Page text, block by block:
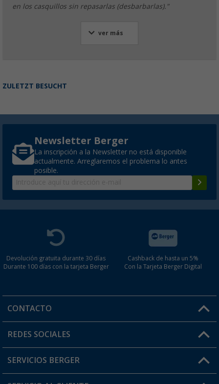
en los casquillos sin repasarlas (desbarbarlas)."
ver más
ZULETZT BESUCHT
Newsletter Berger
La inscripción a la Newsletter no está disponible
actualmente. Arreglaremos el problema lo antes
posible.
Devolución gratuita durante 30 días
Durante 100 días con la tarjeta Berger
Cashback de hasta un 5%
Con la Tarjeta Berger Digital
CONTACTO
Horario de atención al cliente:
¿Tienes alguna duda?
REDES SOCIALES
SERVICIOS BERGER